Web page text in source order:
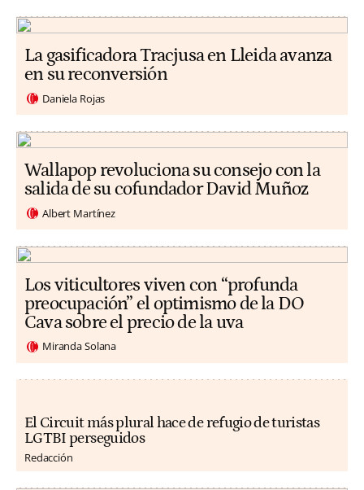
La gasificadora Tracjusa en Lleida avanza
en su reconversión
Daniela Rojas
Wallapop revoluciona su consejo con la
salida de su cofundador David Muñoz
Albert Martínez
Los viticultores viven con “profunda
preocupación” el optimismo de la DO
Cava sobre el precio de la uva
Miranda Solana
El Circuit más plural hace de refugio de turistas
LGTBI perseguidos
Redacción